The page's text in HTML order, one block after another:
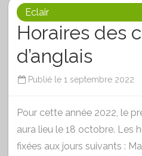
Eclair
Horaires des
d’anglais
Publié le 1 septembre 2022
Pour cette année 2022, le
aura lieu le 18 octobre. Les
fixées aux jours suivants :